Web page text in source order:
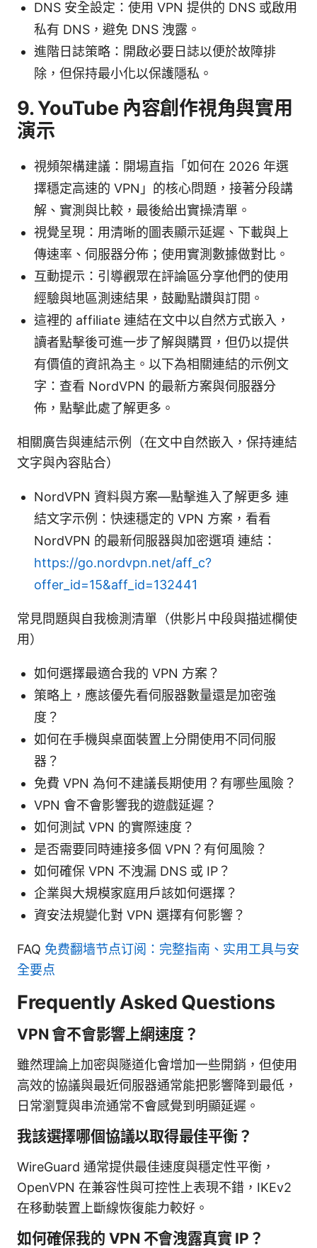
DNS 安全設定：使用 VPN 提供的 DNS 或啟用
私有 DNS，避免 DNS 洩露。
進階日誌策略：開啟必要日誌以便於故障排
除，但保持最小化以保護隱私。
9. YouTube 內容創作視角與實用
演示
視頻架構建議：開場直指「如何在 2026 年選
擇穩定高速的 VPN」的核心問題，接著分段講
解、實測與比較，最後給出實操清單。
視覺呈現：用清晰的圖表顯示延遲、下載與上
傳速率、伺服器分佈；使用實測數據做對比。
互動提示：引導觀眾在評論區分享他們的使用
經驗與地區測速結果，鼓勵點讚與訂閱。
這裡的 affiliate 連結在文中以自然方式嵌入，
讀者點擊後可進一步了解與購買，但仍以提供
有價值的資訊為主。以下為相關連結的示例文
字：查看 NordVPN 的最新方案與伺服器分
佈，點擊此處了解更多。
相關廣告與連結示例（在文中自然嵌入，保持連結
文字與內容貼合）
NordVPN 資料與方案—點擊進入了解更多 連
結文字示例：快速穩定的 VPN 方案，看看
NordVPN 的最新伺服器與加密選項 連結：
https://go.nordvpn.net/aff_c?
offer_id=15&aff_id=132441
常見問題與自我檢測清單（供影片中段與描述欄使
用）
如何選擇最適合我的 VPN 方案？
策略上，應該優先看伺服器數量還是加密強
度？
如何在手機與桌面裝置上分開使用不同伺服
器？
免費 VPN 為何不建議長期使用？有哪些風險？
VPN 會不會影響我的遊戲延遲？
如何測試 VPN 的實際速度？
是否需要同時連接多個 VPN？有何風險？
如何確保 VPN 不洩漏 DNS 或 IP？
企業與大規模家庭用戶該如何選擇？
資安法規變化對 VPN 選擇有何影響？
FAQ 免费翻墙节点订阅：完整指南、实用工具与安
全要点
Frequently Asked Questions
VPN 會不會影響上網速度？
雖然理論上加密與隧道化會增加一些開銷，但使用
高效的協議與最近伺服器通常能把影響降到最低，
日常瀏覽與串流通常不會感覺到明顯延遲。
我該選擇哪個協議以取得最佳平衡？
WireGuard 通常提供最佳速度與穩定性平衡，
OpenVPN 在兼容性與可控性上表現不錯，IKEv2
在移動裝置上斷線恢復能力較好。
如何確保我的 VPN 不會洩露真實 IP？